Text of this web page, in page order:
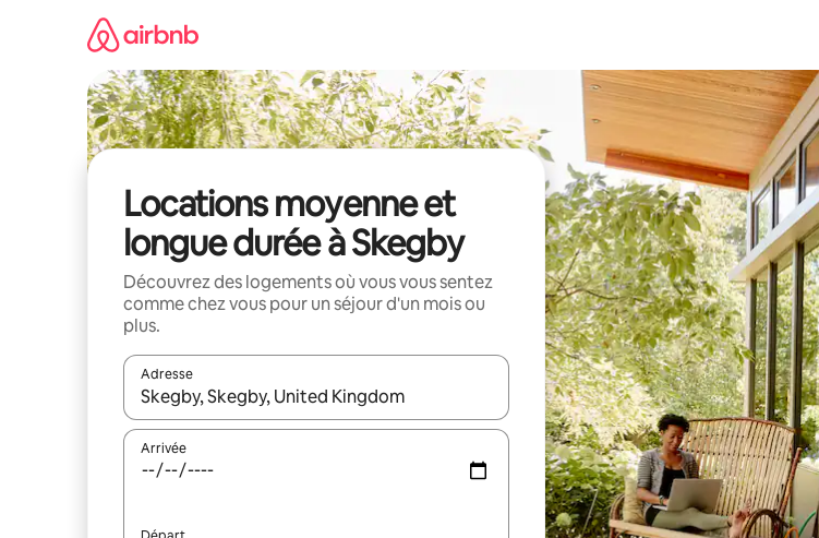
Locations moyenne et
longue durée à Skegby
Découvrez des logements où vous vous sentez
comme chez vous pour un séjour d'un mois ou
plus.
Adresse
Lorsque les résultats s'affichent, utilisez les flèches vers le haut et vers le bas pour les parcourir
Arrivée